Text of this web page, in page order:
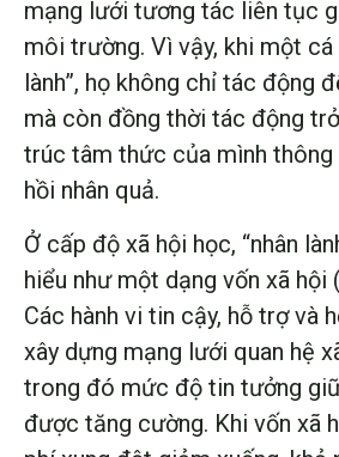
mạng lưới tương tác liên tục
môi trường. Vì vậy, khi một cá
lành”, họ không chỉ tác động
mà còn đồng thời tác động
trúc tâm thức của mình thông
hồi nhân quả.
Ở cấp độ xã hội học, “nhân
hiểu như một dạng vốn xã
Các hành vi tin cậy, hỗ trợ và
xây dựng mạng lưới quan hệ
trong đó mức độ tin tưởng
được tăng cường. Khi vốn xã